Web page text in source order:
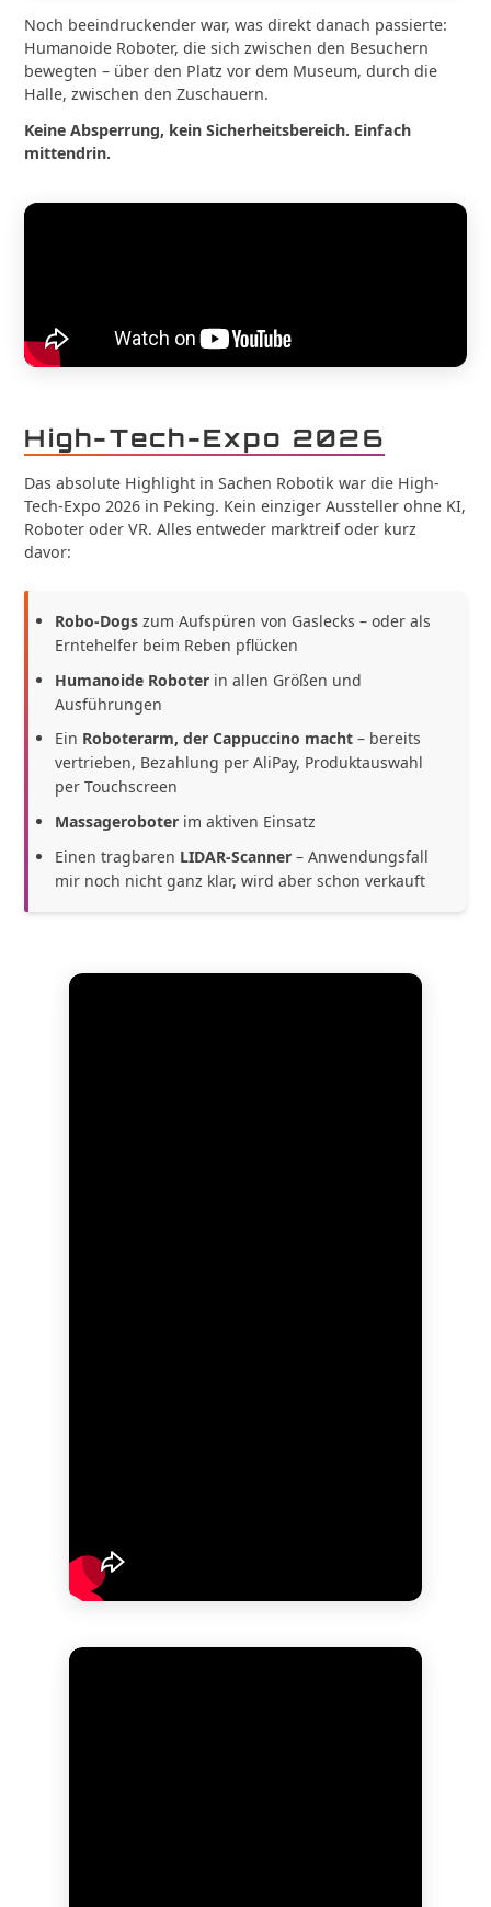
Noch beeindruckender war, was direkt danach passierte:
Humanoide Roboter, die sich zwischen den Besuchern
bewegten – über den Platz vor dem Museum, durch die
Halle, zwischen den Zuschauern.
Keine Absperrung, kein Sicherheitsbereich. Einfach
mittendrin.
High-Tech-Expo 2026
Das absolute Highlight in Sachen Robotik war die High-
Tech-Expo 2026 in Peking. Kein einziger Aussteller ohne KI,
Roboter oder VR. Alles entweder marktreif oder kurz
davor:
Robo-Dogs zum Aufspüren von Gaslecks – oder als
Erntehelfer beim Reben pflücken
Humanoide Roboter in allen Größen und
Ausführungen
Ein Roboterarm, der Cappuccino macht – bereits
vertrieben, Bezahlung per AliPay, Produktauswahl
per Touchscreen
Massageroboter im aktiven Einsatz
Einen tragbaren LIDAR-Scanner – Anwendungsfall
mir noch nicht ganz klar, wird aber schon verkauft